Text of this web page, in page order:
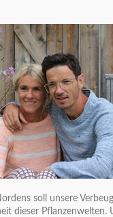
soll unsere
dieser Pflanzenwelten.